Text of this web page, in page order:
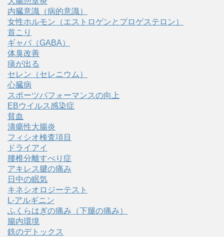
内臓意識（病的意識）
女性ホルモン（エストロゲンとプロゲステロン）
首こり
ギャバ（GABA）
体臭改善
痰が出る
セレン（セレニウム）
心臓病
スポーツパフォーマンスの向上
EBウイルス感染症
貧血
潰瘍性大腸炎
フィシオ検査項目
ドライアイ
腰椎分離すべり症
アキレス腱の痛み
日中の眠気
キネシオロジーテスト
L-アルギニン
ふくらはぎの痛み（下腿の痛み）
腸内環境
鉄のデトックス